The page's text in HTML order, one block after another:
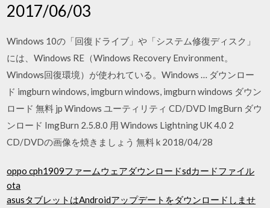
2017/06/03
Windows 10の「回復ドライブ」や「システム修復ディスク」
には、Windows RE（Windows Recovery Environment。
Windows回復環境）が使われている。Windows … ダウンロー
ド imgburn windows, imgburn windows, imgburn windows ダウン
ロード 無料 jp Windows ユーティリティ CD/DVD ImgBurn ダウ
ンロード ImgBurn 2.5.8.0 用 Windows Lightning UK 4.0 2
CD/DVDの画像を焼きましょう 無料 k 2018/04/28
oppo cph1909ファームウェアダウンロードsdカードファイル
ota
asusタブレットはAndroidアップデートをダウンロードしませ